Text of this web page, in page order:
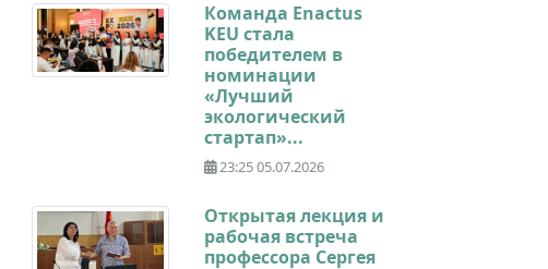
Команда Enactus
KEU стала
победителем в
номинации
«Лучший
экологический
стартап»...
23:25 05.07.2026
Открытая лекция и
рабочая встреча
профессора Сергея